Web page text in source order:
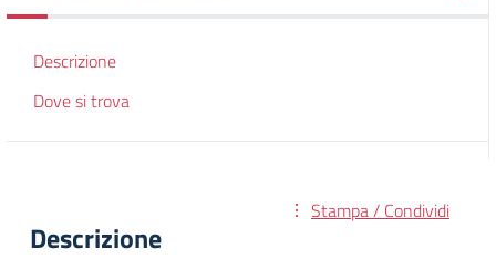
Descrizione
Dove si trova
Stampa / Condividi
Descrizione